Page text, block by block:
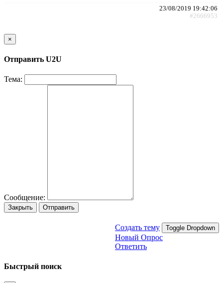
23/08/2019 19:42:06
#2666953
×
Отправить U2U
Тема:
Сообщение:
Закрыть Отправить
Создать тему Toggle Dropdown
Новый Опрос
Ответить
Быстрый поиск